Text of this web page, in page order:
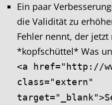
Ein paar
die Validität zu
Fehler nennt, der
*kopfschüttel* Was
<a href="http://
class="extern"